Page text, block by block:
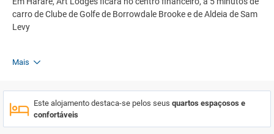
carro de Clube de Golfe de Borrowdale Brooke e de Aldeia de Sam
Levy
Mais
Este alojamento destaca-se pelos seus quartos espaçosos e
confortáveis